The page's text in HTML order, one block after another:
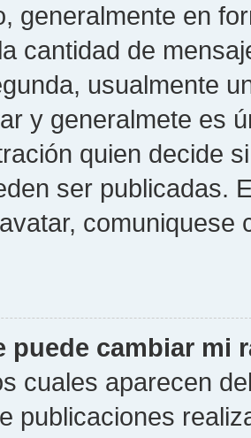
generalmente en
cantidad de
usualmente
y generalmete es
quien decide
ser publicadas.
comuniquese
puede cambiar mi
cuales aparecen
publicaciones